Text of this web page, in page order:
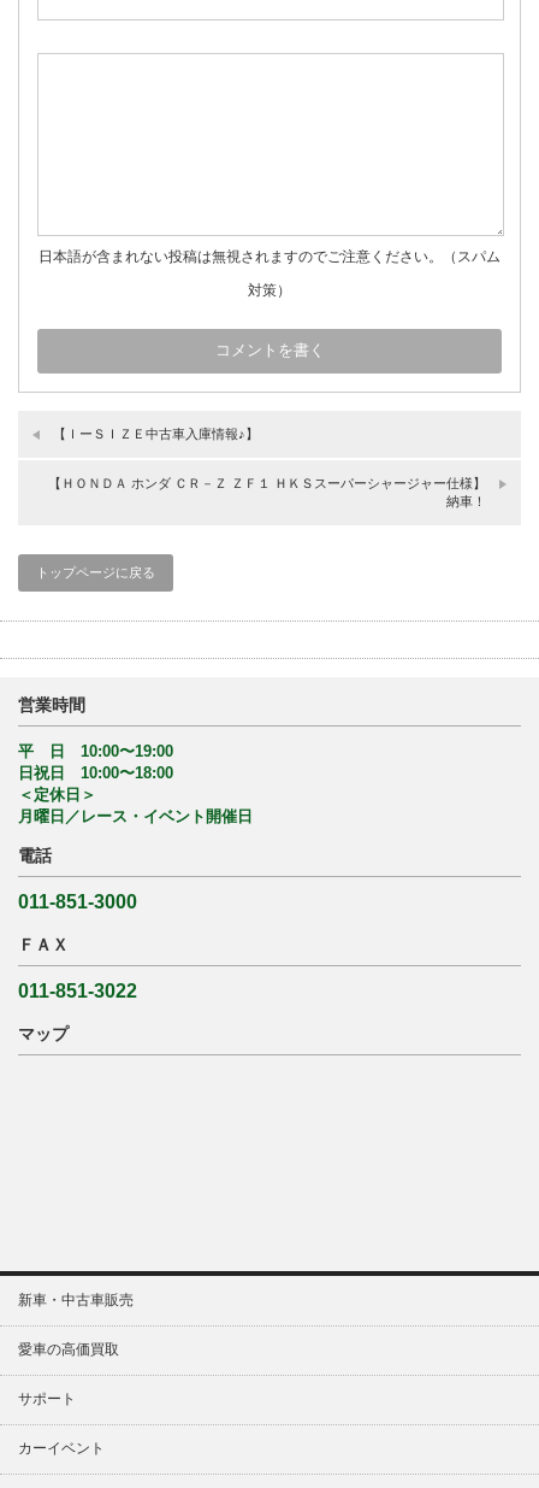
日本語が含まれない投稿は無視されますのでご注意ください。（スパム
対策）
【ＩーＳＩＺＥ中古車入庫情報♪】
【ＨＯＮＤＡ ホンダ ＣＲ－Ｚ ＺＦ１ ＨＫＳスーパーシャージャー仕様】
納車！
トップページに戻る
営業時間
平 日 10:00〜19:00
日祝日 10:00〜18:00
＜定休日＞
月曜日／レース・イベント開催日
電話
011-851-3000
ＦＡＸ
011-851-3022
マップ
新車・中古車販売
愛車の高価買取
サポート
カーイベント